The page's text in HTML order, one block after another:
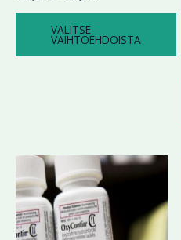
VALITSE
VAIHTOEHDOISTA
Hintaluokka:
176,45 €
-
436,50 €
Tällä
tuotteella
on
useampi
muunnelma.